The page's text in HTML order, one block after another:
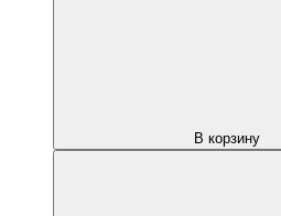
В корзину